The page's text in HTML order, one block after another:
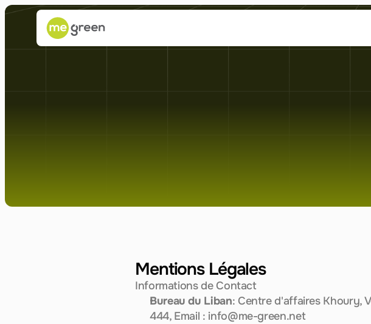
Mentions Légales
Informations de Contact
Bureau du Liban: Centre d'affaires Khoury,
444, Email : info@me-green.net